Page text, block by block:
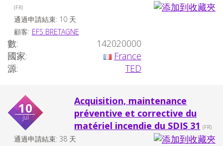
(FR)
通過申請結束: 10 天
顧客: EFS BRETAGNE
數:
142020000
國家:
France
源:
TED
10
jul
Acquisition, maintenance
préventive et corrective du
matériel incendie du SDIS 31 (FR)
通過申請結束: 38 天